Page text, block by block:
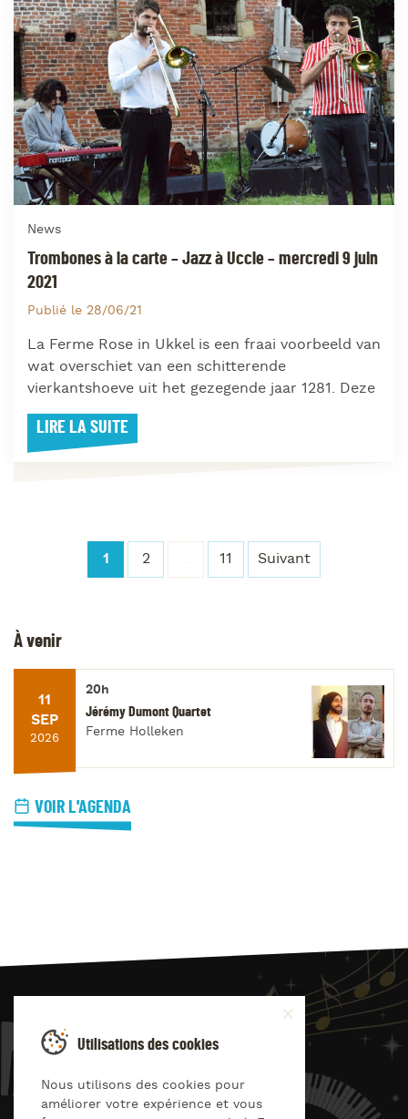
News
Trombones à la carte – Jazz à Uccle – mercredi 9 juin
2021
Publié le 28/06/21
La Ferme Rose in Ukkel is een fraai voorbeeld van
wat overschiet van een schitterende
vierkantshoeve uit het gezegende jaar 1281. Deze
LIRE LA SUITE
1 2 … 11 Suivant
À venir
11
SEP
2026
20h
Jérémy Dumont Quartet
Ferme Holleken
VOIR L'AGENDA
JAZZ4
Utilisations des cookies
Nous utilisons des cookies pour
améliorer votre expérience et vous